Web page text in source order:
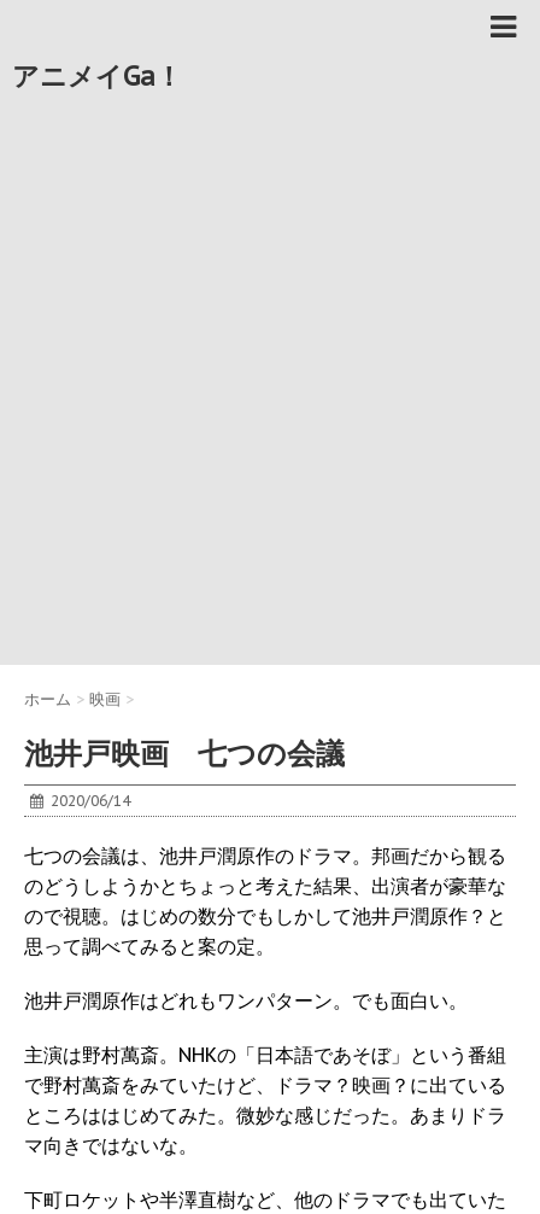
アニメイGa！
ホーム > 映画 >
池井戸映画 七つの会議
2020/06/14
七つの会議は、池井戸潤原作のドラマ。邦画だから観る
のどうしようかとちょっと考えた結果、出演者が豪華な
ので視聴。はじめの数分でもしかして池井戸潤原作？と
思って調べてみると案の定。
池井戸潤原作はどれもワンパターン。でも面白い。
主演は野村萬斎。NHKの「日本語であそぼ」という番組
で野村萬斎をみていたけど、ドラマ？映画？に出ている
ところははじめてみた。微妙な感じだった。あまりドラ
マ向きではないな。
下町ロケットや半澤直樹など、他のドラマでも出ていた